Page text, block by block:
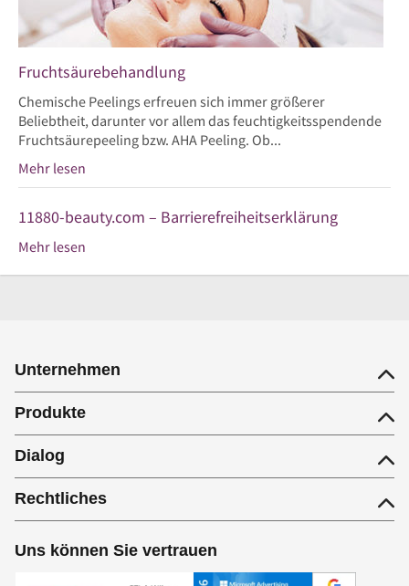
Fruchtsäurebehandlung
Chemische Peelings erfreuen sich immer größerer
Beliebtheit, darunter vor allem das feuchtigkeitsspendende
Fruchtsäurepeeling bzw. AHA Peeling. Ob...
Mehr lesen
11880-beauty.com – Barrierefreiheitserklärung
Mehr lesen
Unternehmen
Produkte
Dialog
Rechtliches
Uns können Sie vertrauen